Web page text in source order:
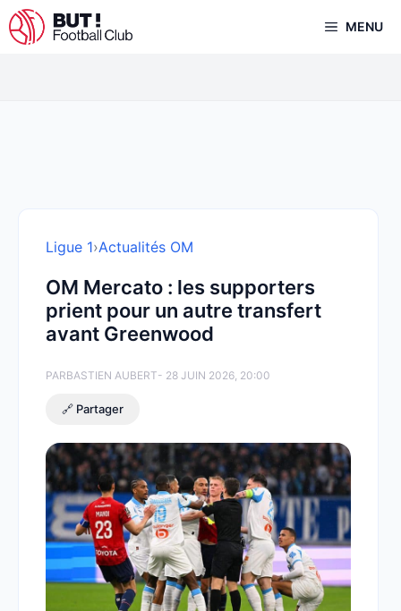
Aller
au
MENU
Ligue 1›Actualités OM
OM Mercato : les supporters
prient pour un autre transfert
avant Greenwood
PARBASTIEN AUBERT- 28 JUIN 2026, 20:00
🔗 Partager